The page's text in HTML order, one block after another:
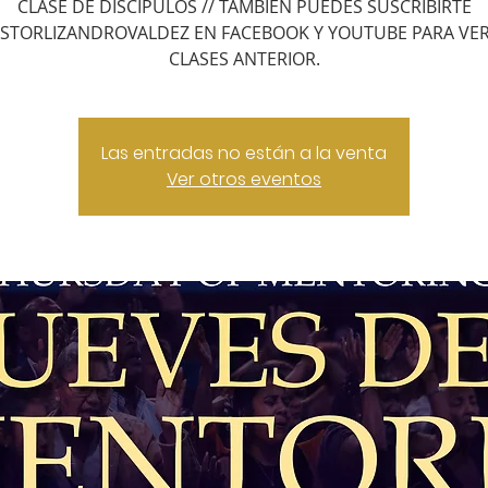
CLASE DE DISCIPULOS // TAMBIEN PUEDES SUSCRIBIRTE
EN FACEBOOK Y YOUTUBE PARA
CLASES ANTERIOR.
Las entradas no están a la venta
Ver otros eventos